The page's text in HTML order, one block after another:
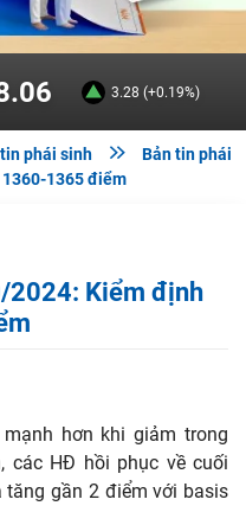
3.28 (+0.19%)
phái sinh 
Bản tin phái
1365 điểm
2024: Kiểm định
hơn khi giảm trong
các HĐ hồi phục về cuối
tăng gần 2 điểm với basis